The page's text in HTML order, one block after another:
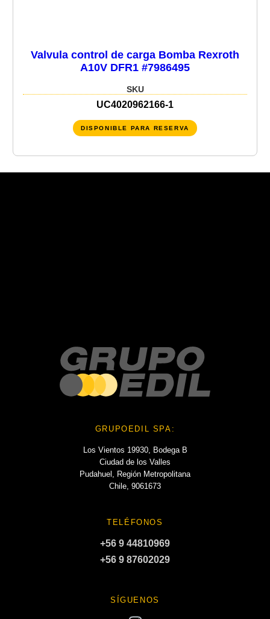
Valvula control de carga Bomba Rexroth
A10V DFR1 #7986495
SKU
UC4020962166-1
DISPONIBLE PARA RESERVA
GRUPOEDIL SPA:
Los Vientos 19930, Bodega B
Ciudad de los Valles
Pudahuel, Región Metropolitana
Chile, 9061673
TELÉFONOS
+56 9 44810969
+56 9 87602029
SÍGUENOS